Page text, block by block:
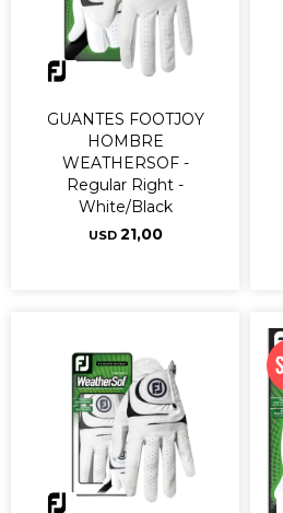
GUANTES FOOTJOY
HOMBRE
WEATHERSOF -
Regular Right -
White/Black
USD 21,00